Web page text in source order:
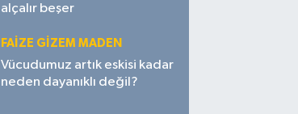
alçalır beşer
FAIZE GIZEM MADEN
Vücudumuz artık eskisi kadar
neden dayanıklı değil?